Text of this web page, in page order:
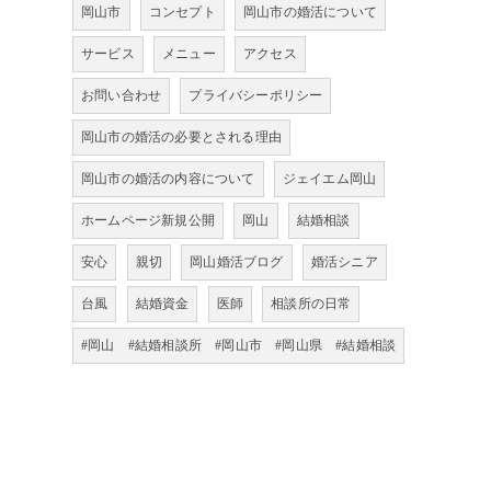
岡山市 コンセプト 岡山市の婚活について
サービス メニュー アクセス
お問い合わせ プライバシーポリシー
岡山市の婚活の必要とされる理由
岡山市の婚活の内容について ジェイエム岡山
ホームページ新規公開 岡山 結婚相談
安心 親切 岡山婚活ブログ 婚活シニア
台風 結婚資金 医師 相談所の日常
#岡山 #結婚相談所 #岡山市 #岡山県 #結婚相談